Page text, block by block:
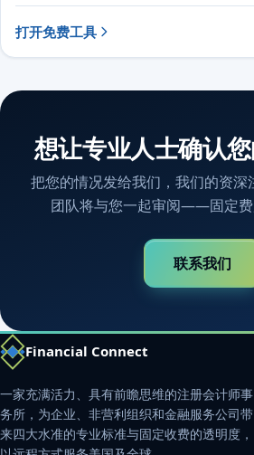
打开免费工具
想让专业人士确认
把您的情况发给我们，我们的资深
团队将与您一起审阅——固定费
联系我们
Financial Connect
一家充满活力、具有前瞻思维的注册会计师事
务所，为企业、非营利组织和金融服务公司带
来四大水准的专业标准与固定收费的透明度，